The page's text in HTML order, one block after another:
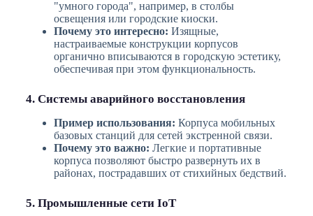
"умного города", например, в столбы
освещения или городские киоски.
Почему это интересно: Изящные,
настраиваемые конструкции корпусов
органично вписываются в городскую эстетику,
обеспечивая при этом функциональность.
4. Системы аварийного восстановления
Пример использования: Корпуса мобильных
базовых станций для сетей экстренной связи.
Почему это важно: Легкие и портативные
корпуса позволяют быстро развернуть их в
районах, пострадавших от стихийных бедствий.
5. Промышленные сети IoT